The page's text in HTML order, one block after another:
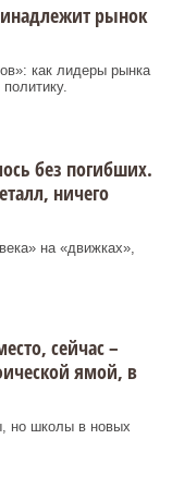
рынок
как лидеры рынка
без погибших.
ничего
на «движках»,
сейчас –
ямой, в
но школы в новых